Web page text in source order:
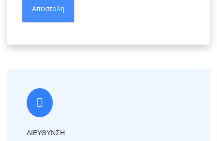
Αποστολη
ΔΙΕΥΘΥΝΣΗ